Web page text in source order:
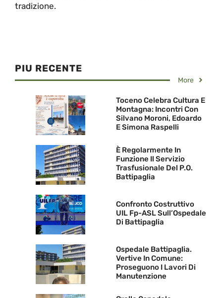
tradizione.
PIU RECENTE
More
Toceno Celebra Cultura E
Montagna: Incontri Con
Silvano Moroni, Edoardo
E Simona Raspelli
È Regolarmente In
Funzione Il Servizio
Trasfusionale Del P.O.
Battipaglia
Confronto Costruttivo
UIL Fp-ASL Sull’Ospedale
Di Battipaglia
Ospedale Battipaglia.
Vertive In Comune:
Proseguono I Lavori Di
Manutenzione